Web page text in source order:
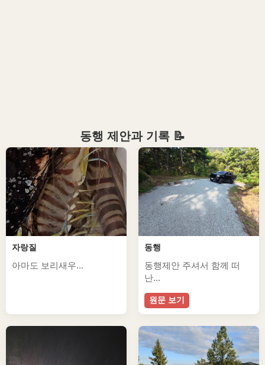
동행 제안과 기록 📝
자랑질
아마도 보리새우...
동행
동행제안 주셔서 함께 떠
난...
원문 보기